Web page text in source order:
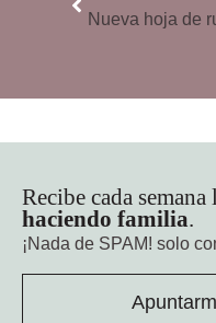
Nueva hoja de
Recibe cada
haciendo familia.
¡Nada de SPAM! solo